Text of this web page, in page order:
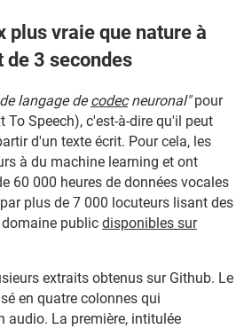
plus vraie que nature à
3 secondes
langage decodecneuronal"pour
To Speech), c'est-à-dire qu'il peut
d'un texte écrit. Pour cela, les
à du machine learning et ont
60 000 heures de données vocales
plus de 7 000 locuteurs lisant des
public disponibles sur
extraits obtenus sur Github. Le
en quatre colonnes qui
audio. La première, intitulée